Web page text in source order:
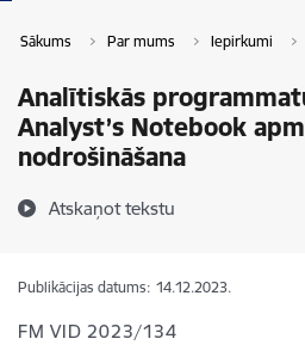
Sākums Par mums Iepirkumi
Analītiskās
Analyst’s Notebook
nodrošināšana
Atskaņot tekstu
Publikācijas datums: 14.12.2023.
FM VID 2023/134